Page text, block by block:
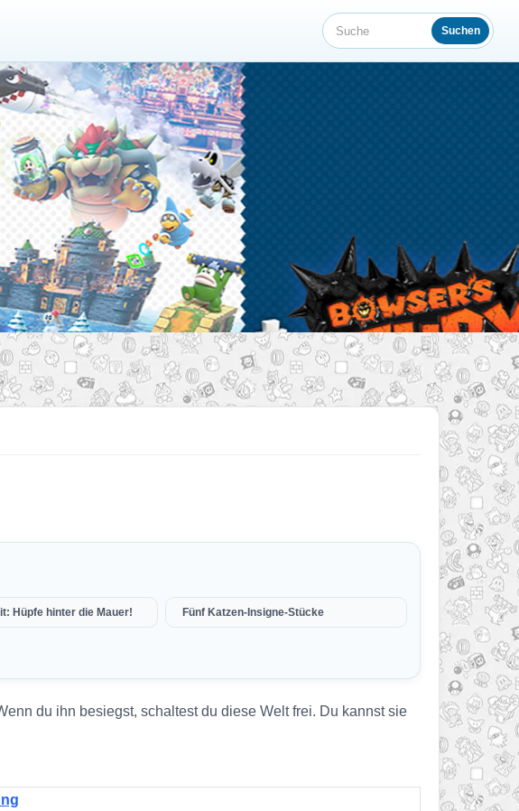
Suche Suchen
Hüpfe hinter die Mauer! Fünf Katzen-Insigne-Stücke
du ihn besiegst, schaltest du diese Welt frei. Du kannst sie